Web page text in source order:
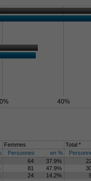
40%
Femmes
Total *
Personnes en %
64 37.9%
81 47.9%
24 14.2%